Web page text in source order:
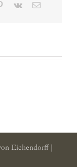
Pinterest
Vk
E-
Eichendorff |